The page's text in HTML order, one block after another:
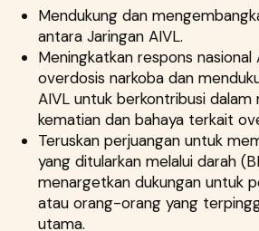
Mendukung dan
antara Jaringan AIVL.
Meningkatkan respons
overdosis narkoba dan
AIVL untuk berkontribusi dalam
kematian dan bahaya terkait
Teruskan perjuangan untuk
yang ditularkan melalui darah
menargetkan dukungan untuk
atau orang-orang yang
utama.